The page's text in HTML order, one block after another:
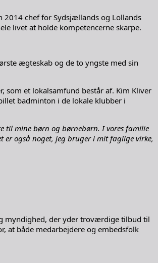
2014 chef for Sydsjællands og Lollands
livet at holde kompetencerne skarpe.
ægteskab og de to yngste med sin
et lokalsamfund består af. Kim Kliver
badminton i de lokale klubber i
til mine børn og børnebørn. I vores familie
er også noget, jeg bruger i mit faglige virke,
myndighed, der yder troværdige tilbud til
at både medarbejdere og embedsfolk